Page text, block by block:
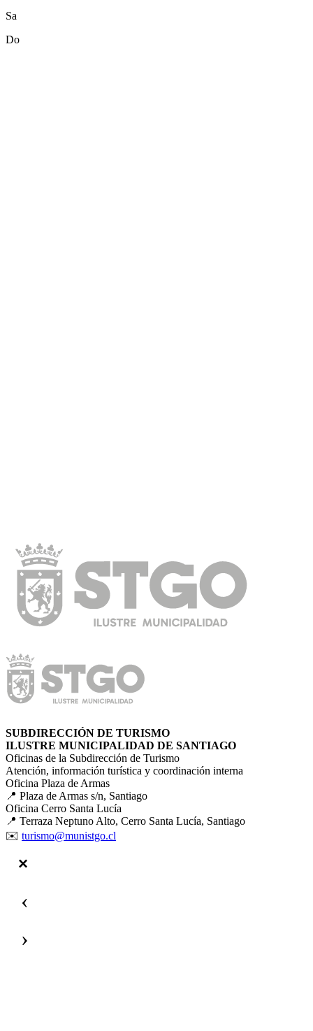
Sa
Do
SUBDIRECCIÓN DE TURISMO
ILUSTRE MUNICIPALIDAD DE SANTIAGO
Oficinas de la Subdirección de Turismo
Atención, información turística y coordinación interna
Oficina Plaza de Armas
📍 Plaza de Armas s/n, Santiago
Oficina Cerro Santa Lucía
📍 Terraza Neptuno Alto, Cerro Santa Lucía, Santiago
✉️ turismo@munistgo.cl
‹
›